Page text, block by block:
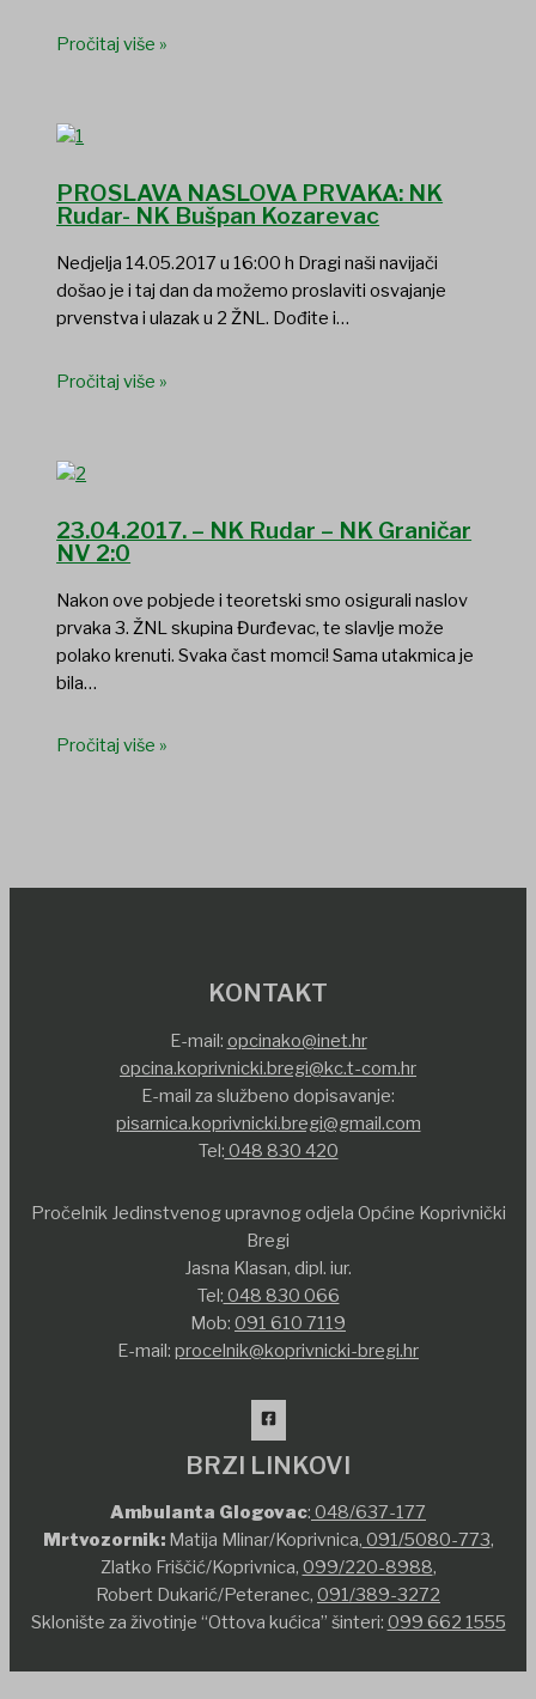
Pročitaj više »
PROSLAVA NASLOVA PRVAKA: NK
Rudar- NK Bušpan Kozarevac
Nedjelja 14.05.2017 u 16:00 h Dragi naši navijači
došao je i taj dan da možemo proslaviti osvajanje
prvenstva i ulazak u 2 ŽNL. Dođite i…
Pročitaj više »
23.04.2017. – NK Rudar – NK Graničar
NV 2:0
Nakon ove pobjede i teoretski smo osigurali naslov
prvaka 3. ŽNL skupina Đurđevac, te slavlje može
polako krenuti. Svaka čast momci! Sama utakmica je
bila…
Pročitaj više »
KONTAKT
E-mail: opcinako@inet.hr
opcina.koprivnicki.bregi@kc.t-com.hr
E-mail za službeno dopisavanje:
pisarnica.koprivnicki.bregi@gmail.com
Tel: 048 830 420
Pročelnik Jedinstvenog upravnog odjela Općine Koprivnički
Bregi
Jasna Klasan, dipl. iur.
Tel: 048 830 066
Mob: 091 610 7119
E-mail: procelnik@koprivnicki-bregi.hr
BRZI LINKOVI
Ambulanta Glogovac: 048/637-177
Mrtvozornik:Matija Mlinar/Koprivnica, 091/5080-773,
Zlatko Friščić/Koprivnica, 099/220-8988,
Robert Dukarić/Peteranec, 091/389-3272
Sklonište za životinje “Ottova kućica” šinteri: 099 662 1555